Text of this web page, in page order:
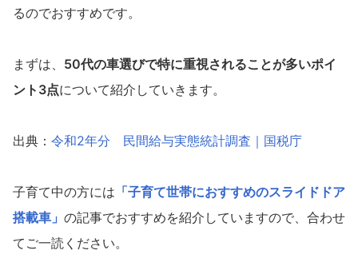
るのでおすすめです。
まずは、 50代の車選びで特に重視されることが多いポイ
ント3点について紹介していきます。
出典： 令和2年分 民間給与実態統計調査｜国税庁
子育て中の方には 「子育て世帯におすすめのスライドドア
搭載車」 の記事でおすすめを紹介していますので、合わせ
てご一読ください。